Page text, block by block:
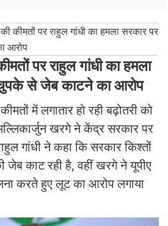
कीमतों पर राहुल गांधी का हमला सरकार पर
आरोप
पर राहुल गांधी का हमला
से जेब काटने का आरोप
में लगातार हो रही बढ़ोतरी को
खरगे ने केंद्र सरकार पर
गांधी ने कहा कि सरकार किश्तों
जेब काट रही है, वहीं खरगे ने यूपीए
करते हुए लूट का आरोप लगाया